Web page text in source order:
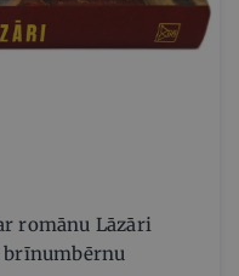
romānu Lāzāri